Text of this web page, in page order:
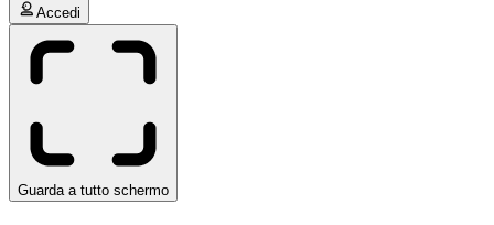
Accedi
Guarda a tutto schermo